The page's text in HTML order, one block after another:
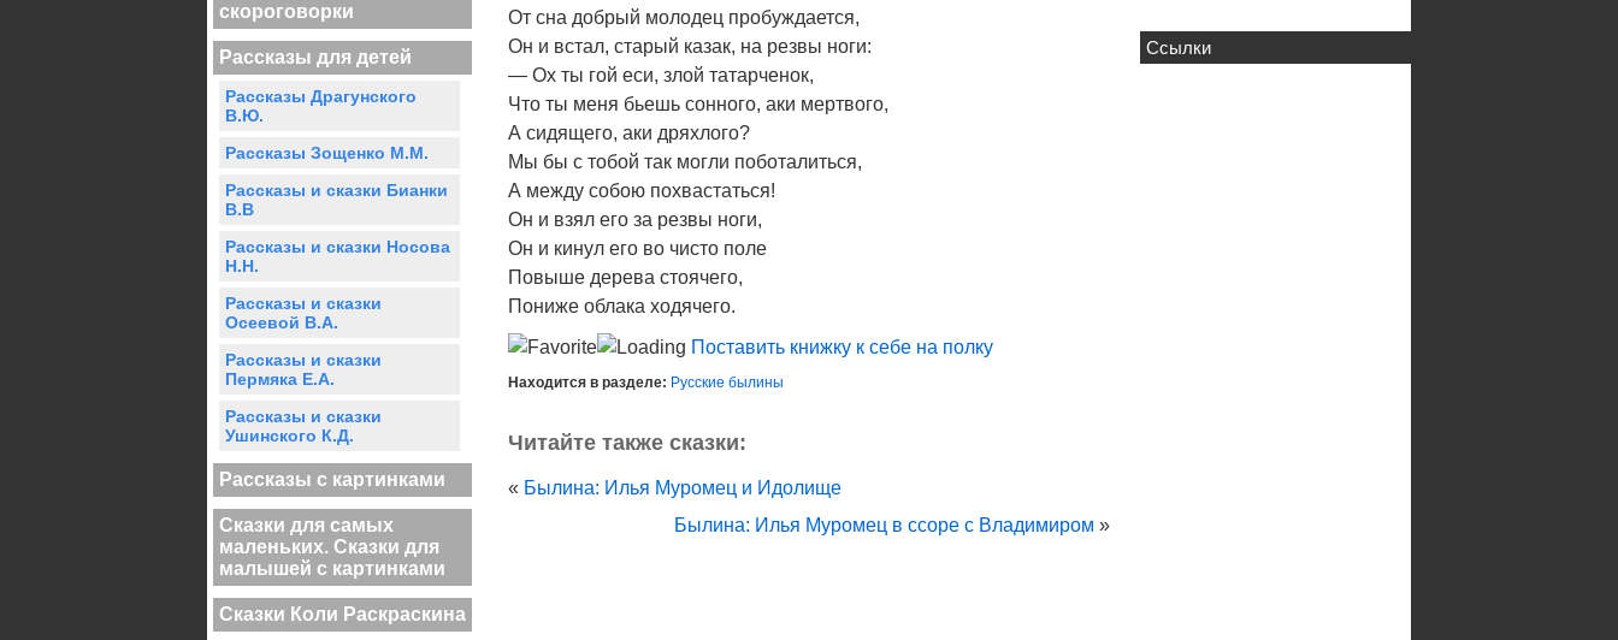
скороговорки
Рассказы для детей
Рассказы Драгунского
В.Ю.
Рассказы Зощенко М.М.
Рассказы и сказки Бианки
В.В
Рассказы и сказки Носова
Н.Н.
Рассказы и сказки
Осеевой В.А.
Рассказы и сказки
Пермяка Е.А.
Рассказы и сказки
Ушинского К.Д.
Рассказы с картинками
Сказки для самых
маленьких. Сказки для
малышей с картинками
Сказки Коли Раскраскина
От сна добрый молодец пробуждается,
Он и встал, старый казак, на резвы ноги:
— Ох ты гой еси, злой татарченок,
Что ты меня бьешь сонного, аки мертвого,
А сидящего, аки дряхлого?
Мы бы с тобой так могли поботалиться,
А между собою похвастаться!
Он и взял его за резвы ноги,
Он и кинул его во чисто поле
Повыше дерева стоячего,
Пониже облака ходячего.
Поставить книжку к себе на полку
Находится в разделе: Русские былины
Читайте также сказки:
« Былина: Илья Муромец и Идолище
Былина: Илья Муромец в ссоре с Владимиром »
Ссылки